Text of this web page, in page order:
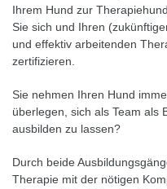
Ihrem Hund zur
Sie sich und Ihren
und effektiv arbeitenden
zertifizieren.
Sie nehmen Ihren Hund
überlegen, sich als Team als
ausbilden zu lassen?
Durch beide
Therapie mit der nötigen